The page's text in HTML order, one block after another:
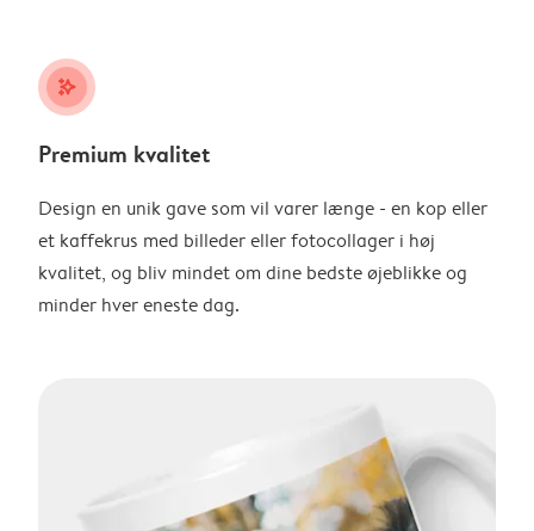
stars_plus
Premium kvalitet
Design en unik gave som vil varer længe - en kop eller
et kaffekrus med billeder eller fotocollager i høj
kvalitet, og bliv mindet om dine bedste øjeblikke og
minder hver eneste dag.